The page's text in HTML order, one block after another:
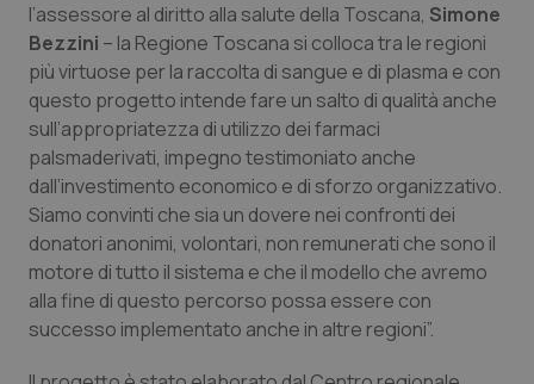
Psoriasi & pelle
Quotidiano Cardiologia
Quotidiano Chirurgia
Quotidiano Oncologia
Quotidiano Pediatria
Rene & patologie urogenitali
l’assessore al diritto alla salute della Toscana, Simone
Bezzini – la Regione Toscana si colloca tra le regioni
più virtuose per la raccolta di sangue e di plasma e con
questo progetto intende fare un salto di qualità anche
sull’appropriatezza di utilizzo dei farmaci
palsmaderivati, impegno testimoniato anche
dall’investimento economico e di sforzo organizzativo.
Siamo convinti che sia un dovere nei confronti dei
donatori anonimi, volontari, non remunerati che sono il
motore di tutto il sistema e che il modello che avremo
alla fine di questo percorso possa essere con
successo implementato anche in altre regioni”.